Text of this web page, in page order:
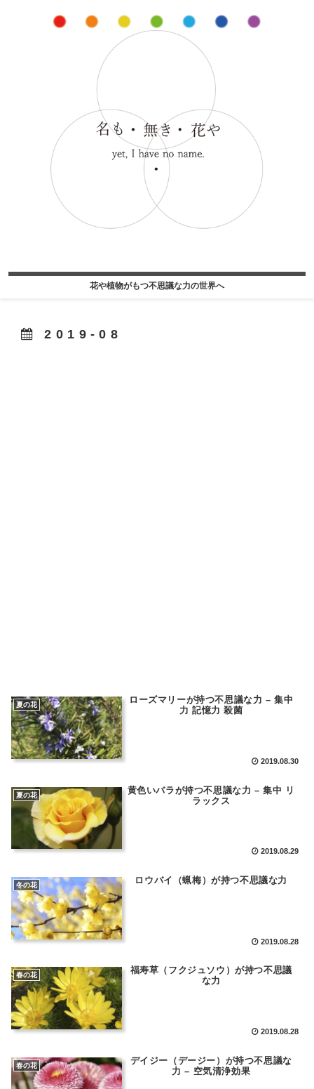
花や植物がもつ不思議な力の世界へ
2019-08
夏の花
ローズマリーが持つ不思議な力 – 集中
力 記憶力 殺菌
2019.08.30
夏の花
黄色いバラが持つ不思議な力 – 集中 リ
ラックス
2019.08.29
冬の花 ロウバイ（蝋梅）が持つ不思議な力
2019.08.28
春の花
福寿草（フクジュソウ）が持つ不思議
な力
2019.08.28
春の花
デイジー（デージー）が持つ不思議な
力 – 空気清浄効果